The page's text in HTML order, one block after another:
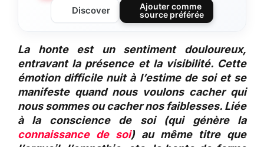
Discover
Ajouter comme
source préférée
La honte est un sentiment douloureux,
entravant la présence et la visibilité. Cette
émotion difficile nuit à l’estime de soi et se
manifeste quand nous voulons cacher qui
nous sommes ou cacher nos faiblesses. Liée
à la conscience de soi (qui génère la
connaissance de soi) au même titre que